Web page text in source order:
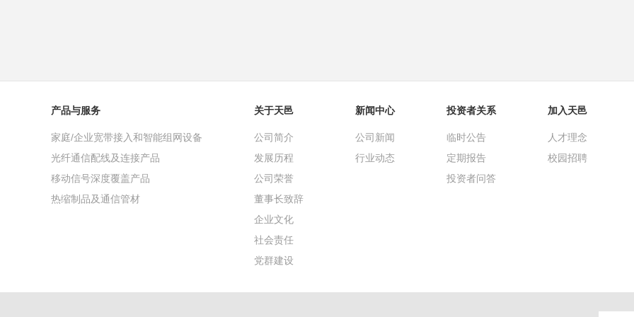
产品与服务
家庭/企业宽带接入和智能组网设备
光纤通信配线及连接产品
移动信号深度覆盖产品
热缩制品及通信管材
关于天邑
公司简介
发展历程
公司荣誉
董事长致辞
企业文化
社会责任
党群建设
新闻中心
公司新闻
行业动态
投资者关系
临时公告
定期报告
投资者问答
加入天邑
人才理念
校园招聘